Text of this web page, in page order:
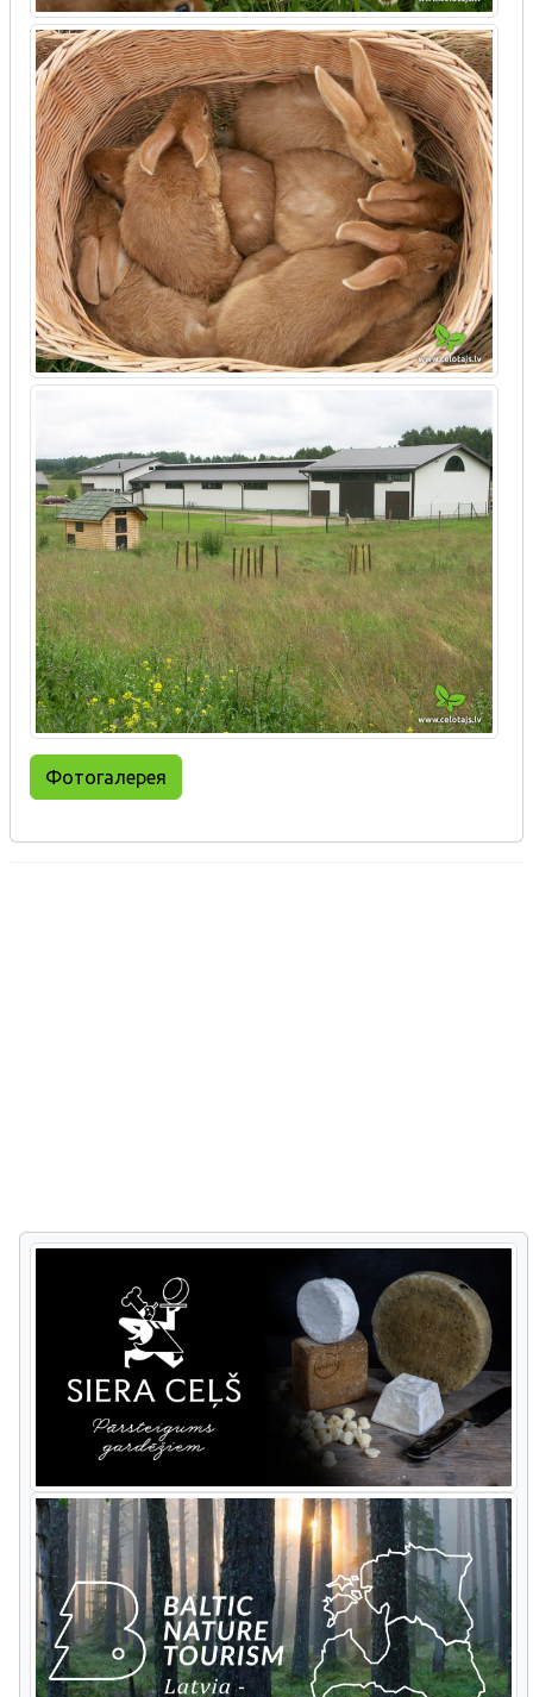
Фотогалерея